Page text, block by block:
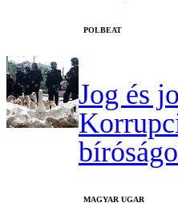
‎POLBEAT
Jog és
MAGYAR UGAR